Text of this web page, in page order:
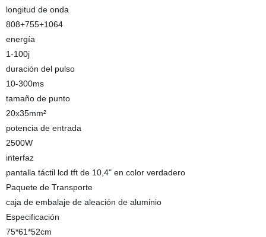
longitud de onda
808+755+1064
energía
1-100j
duración del pulso
10-300ms
tamaño de punto
20x35mm²
potencia de entrada
2500W
interfaz
pantalla táctil lcd tft de 10,4" en color verdadero
Paquete de Transporte
caja de embalaje de aleación de aluminio
Especificación
75*61*52cm